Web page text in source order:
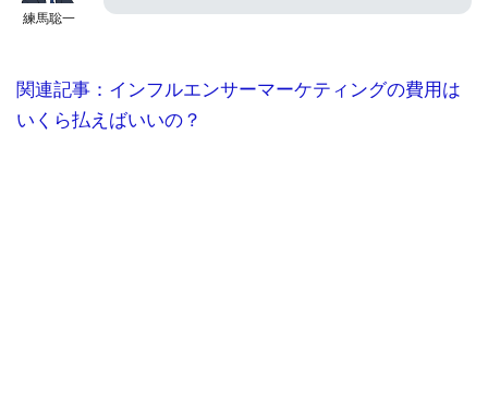
練馬聡一
関連記事：インフルエンサーマーケティングの費用は
いくら払えばいいの？